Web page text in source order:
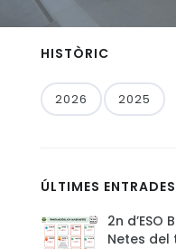
PROJECTES
ITEC MÈDIA
HISTÒRIC
2026 2025
ÚLTIMES ENTRADES
2n d’ESO
Netes